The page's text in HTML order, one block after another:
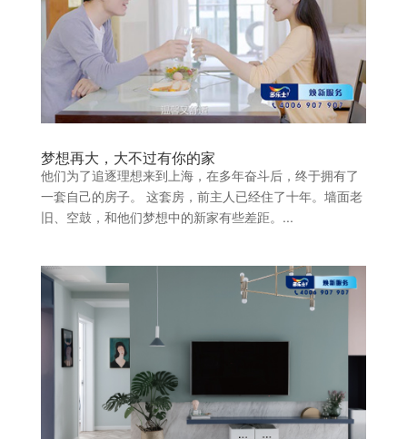
梦想再大，大不过有你的家
他们为了追逐理想来到上海，在多年奋斗后，终于拥有了
一套自己的房子。 这套房，前主人已经住了十年。墙面老
旧、空鼓，和他们梦想中的新家有些差距。...